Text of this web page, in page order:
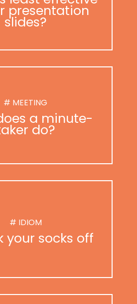
presentation
slides?
# MEETING
a minute-
do?
# IDIOM
your socks off